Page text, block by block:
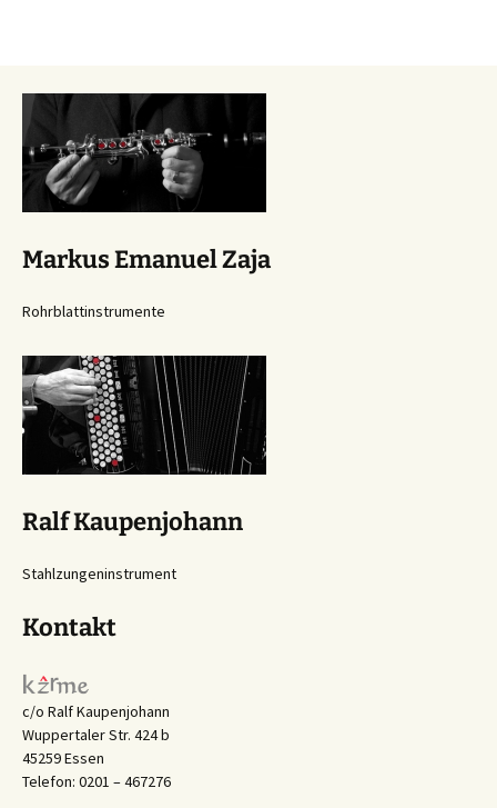
Markus Emanuel Zaja
Rohrblattinstrumente
Ralf Kaupenjohann
Stahlzungeninstrument
Kontakt
c/o Ralf Kaupenjohann
Wuppertaler Str. 424 b
45259 Essen
Telefon: 0201 – 467276